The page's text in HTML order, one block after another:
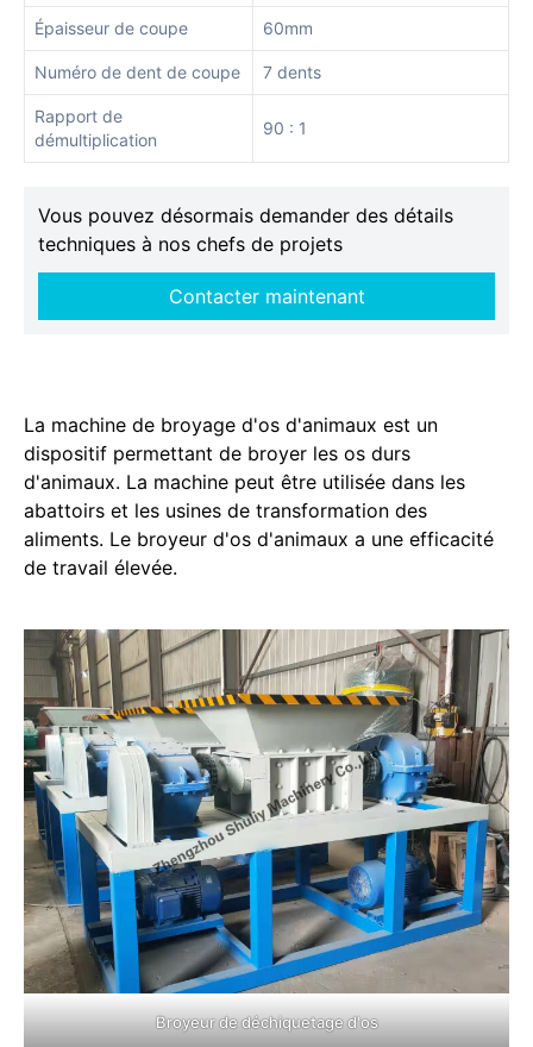
Épaisseur de coupe 60mm
Numéro de dent de coupe 7 dents
Rapport de
démultiplication
90 : 1
Vous pouvez désormais demander des détails
techniques à nos chefs de projets
Contacter maintenant
La machine de broyage d'os d'animaux est un
dispositif permettant de broyer les os durs
d'animaux. La machine peut être utilisée dans les
abattoirs et les usines de transformation des
aliments. Le broyeur d'os d'animaux a une efficacité
de travail élevée.
Broyeur de déchiquetage d'os